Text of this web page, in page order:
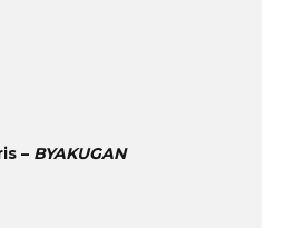
– BYAKUGAN